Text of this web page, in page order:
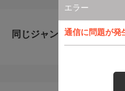
エラー
通信に問題が発
同じジャンルのおすすめ